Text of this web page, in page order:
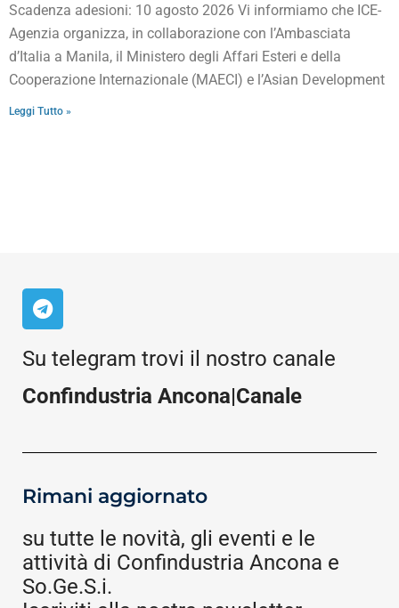
Scadenza adesioni: 10 agosto 2026 Vi informiamo che ICE-
Agenzia organizza, in collaborazione con l’Ambasciata
d’Italia a Manila, il Ministero degli Affari Esteri e della
Cooperazione Internazionale (MAECI) e l’Asian Development
Leggi Tutto »
Su telegram trovi il nostro canale
Confindustria Ancona|Canale
Rimani aggiornato
su tutte le novità, gli eventi e le
attività di Confindustria Ancona e
So.Ge.S.i.